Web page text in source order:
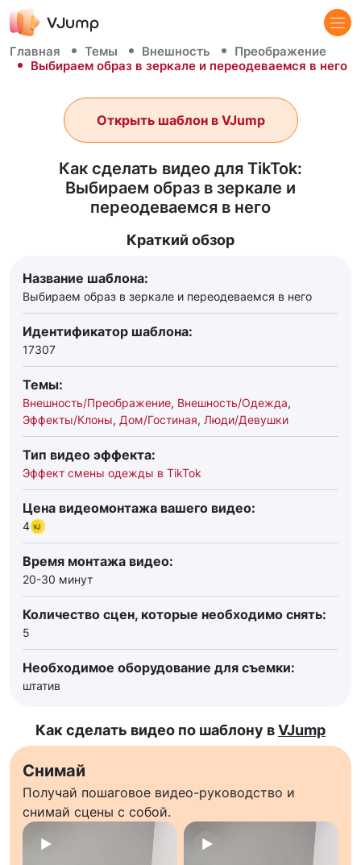
Главная Темы Внешность
Преображение
Выбираем образ в зеркале и переодеваемся в него
Как сделать видео для TikTok:
Выбираем образ в зеркале и
переодеваемся в него
Открыть шаблон в VJump
Краткий обзор
Название шаблона:
Выбираем образ в зеркале и переодеваемся в него
Идентификатор шаблона:
17307
Темы:
Внешность/Преображение, Внешность/Одежда,
Эффекты/Клоны, Дом/Гостиная, Люди/Девушки
Тип видео эффекта:
Эффект смены одежды в TikTok
Цена видеомонтажа вашего видео:
4
Время монтажа видео:
20-30 минут
Количество сцен, которые необходимо снять:
5
Необходимое оборудование для съемки:
штатив
Как сделать видео по шаблону вVJump
Снимай
Получай пошаговое видео-руководство и
снимай сцены с собой.